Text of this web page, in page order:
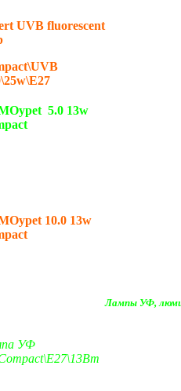
UVB fluorescent
5.0 13w
10.0 13w
Лампы УФ,
УФ